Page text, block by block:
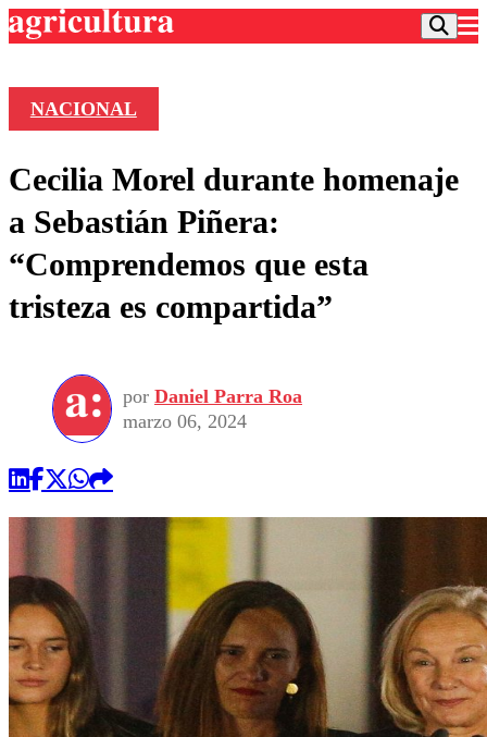
Frecuencias
Agricultura TV
Deportes
Colo Colo
Motor
Torneo Internacional
Torneo Nacional
Entretención
Internacional
Nacional
Vida Social
Programas
Comercial
NACIONAL
Cecilia Morel durante homenaje
a Sebastián Piñera:
“Comprendemos que esta
tristeza es compartida”
por Daniel Parra Roa
marzo 06, 2024